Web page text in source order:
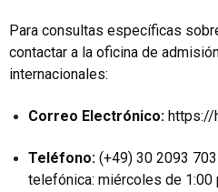
Para consultas específicas
contactar a la oficina de
internacionales:
Correo Electrónico: https://
Teléfono: (+49) 30 2093
telefónica: miércoles de 1:00